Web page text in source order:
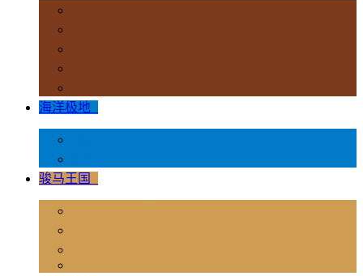
海洋极地
骏马王国